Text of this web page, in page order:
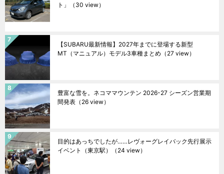
ト」
（30 view）
【SUBARU最新情報】2027年までに登場する新型
MT（マニュアル）モデル3車種まとめ （27 view）
豊富な雪を。ネコママウンテン 2026-27 シーズン営業期
間発表 （26 view）
目的はあっちでしたが……レヴォーグレイバック先行展示
イベント（東京駅）
（24 view）